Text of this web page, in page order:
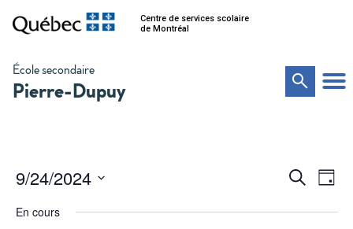
Centre de services scolaire
de Montréal
École secondaire
Pierre-Dupuy
et
Recherche
de
Jour
9/24/2024
une
En cours